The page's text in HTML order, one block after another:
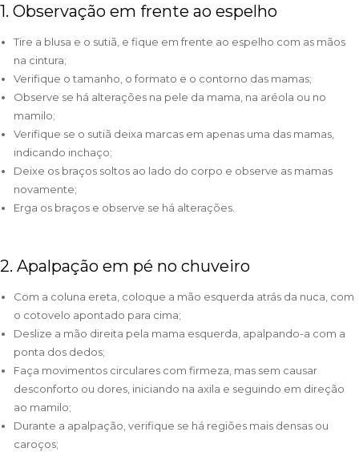
1. Observação em frente ao espelho
Tire a blusa e o sutiã, e fique em frente ao espelho com as mãos
na cintura;
Verifique o tamanho, o formato e o contorno das mamas;
Observe se há alterações na pele da mama, na aréola ou no
mamilo;
Verifique se o sutiã deixa marcas em apenas uma das mamas,
indicando inchaço;
Deixe os braços soltos ao lado do corpo e observe as mamas
novamente;
Erga os braços e observe se há alterações.
2. Apalpação em pé no chuveiro
Com a coluna ereta, coloque a mão esquerda atrás da nuca, com
o cotovelo apontado para cima;
Deslize a mão direita pela mama esquerda, apalpando-a com a
ponta dos dedos;
Faça movimentos circulares com firmeza, mas sem causar
desconforto ou dores, iniciando na axila e seguindo em direção
ao mamilo;
Durante a apalpação, verifique se há regiões mais densas ou
caroços;